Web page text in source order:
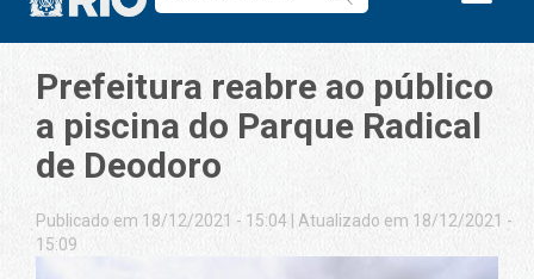
Prefeitura reabre ao público
a piscina do Parque Radical
de Deodoro
Publicado em 18/12/2021 - 15:04
Atualizado em 18/12/2021 -
15:09